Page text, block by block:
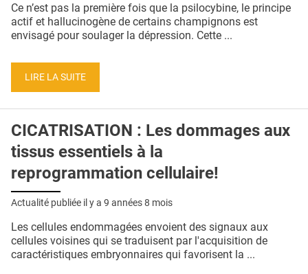
Ce n’est pas la première fois que la psilocybine, le principe
actif et hallucinogène de certains champignons est
envisagé pour soulager la dépression. Cette ...
LIRE LA SUITE
CICATRISATION : Les dommages aux
tissus essentiels à la
reprogrammation cellulaire!
Actualité publiée il y a 9 années 8 mois
Les cellules endommagées envoient des signaux aux
cellules voisines qui se traduisent par l'acquisition de
caractéristiques embryonnaires qui favorisent la ...